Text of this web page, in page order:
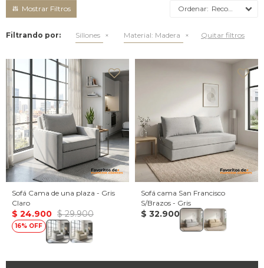
Recomendados
Filtrando por: Sillones Material: Madera Quitar filtros
Sofá Cama de una plaza - Gris
Claro
$ 24.900 $ 29.900
16
Sofá cama San Francisco
S/Brazos - Gris
$ 32.900
Mesas de luz